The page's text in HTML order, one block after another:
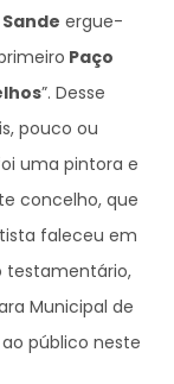
ergue-
Paço
”. Desse
pouco ou
uma pintora e
concelho, que
faleceu em
testamentário,
Municipal de
público neste